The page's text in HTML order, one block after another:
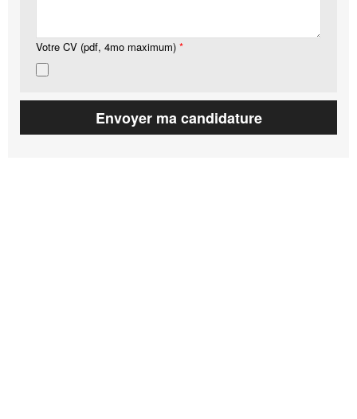
Votre CV (pdf, 4mo maximum) *